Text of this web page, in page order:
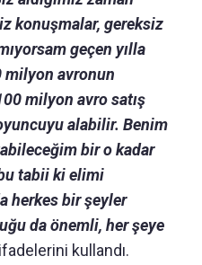
konuşmalar, gereksiz
geçen yılla
milyon avronun
milyon avro satış
alabilir. Benim
bir o kadar
tabii ki elimi
herkes bir şeyler
da önemli, her şeye
ifadelerini kullandı.